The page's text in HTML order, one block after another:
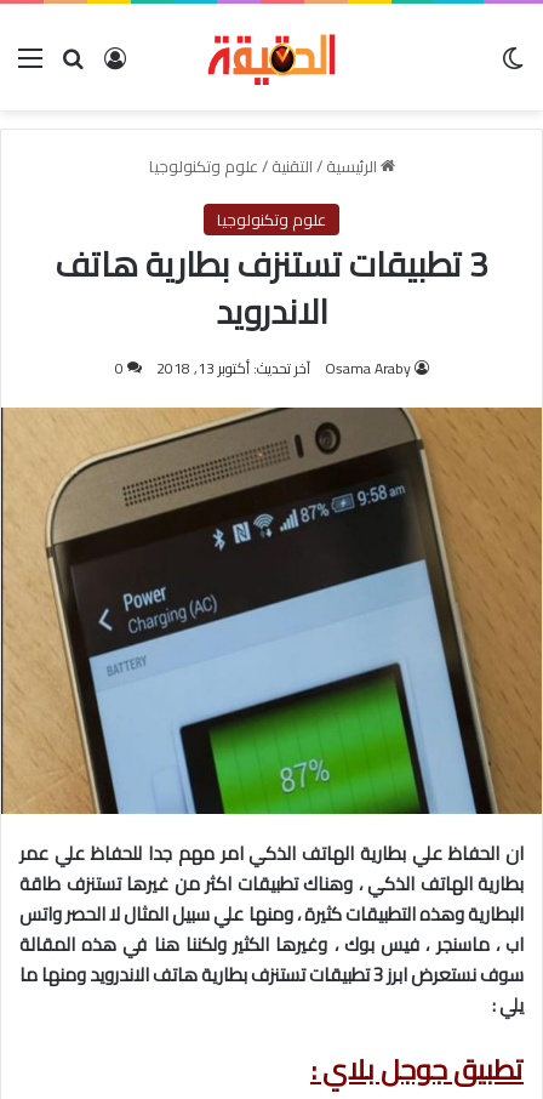
بحث عنتسجيل
الرئيسية/التقنية/علوم وتكنولوجيا
علوم وتكنولوجيا
3 تطبيقات تستنزف بطارية هاتف
الاندرويد
Osama Araby آخر تحديث: أكتوبر 13, 2018 0
ان الحفاظ علي بطارية الهاتف الذكي امر مهم جدا للحفاظ علي عمر
بطارية الهاتف الذكي ، وهناك تطبيقات اكثر من غيرها تستنزف طاقة
البطارية وهذه التطبيقات كثيرة ، ومنها علي سبيل المثال لا الحصر واتس
اب ، ماسنجر ، فيس بوك ، وغيرها الكثير ولكننا هنا في هذه المقالة
سوف نستعرض ابرز 3 تطبيقات تستنزف بطارية هاتف الاندرويد ومنها ما
يلي :
تطبيق جوجل بلاي :